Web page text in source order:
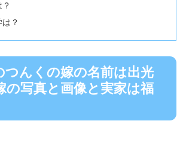
？
つんくの嫁の名前は出光
の写真と画像と実家は福